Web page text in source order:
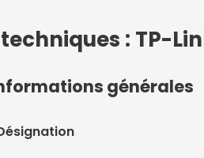
: TP-
générales